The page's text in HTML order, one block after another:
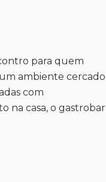
para quem
ambiente cercado
com
na casa, o gastrobar